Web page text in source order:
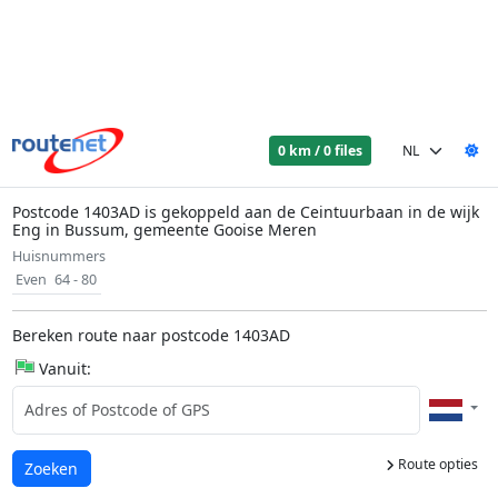
0 km / 0 files
Postcode 1403AD is gekoppeld aan de Ceintuurbaan in de wijk
Eng in Bussum, gemeente Gooise Meren
Huisnummers
Even 64 - 80
Bereken route naar postcode 1403AD
Vanuit:
Route opties
Laden...
Zoeken